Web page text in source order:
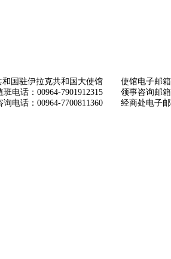
和国驻伊拉克共和国大使馆
班电话：00964-7901912315
询电话：00964-7700811360
使馆电子邮箱
领事咨询邮箱
经商处电子